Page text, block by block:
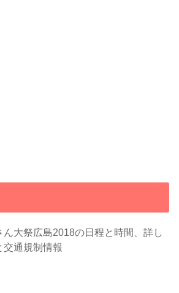
ん大祭広島2018の日程と時間、詳し
交通規制情報